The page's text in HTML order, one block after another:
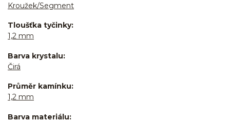
Kroužek/Segment
Tloušťka tyčinky
1,2 mm
Barva krystalu
Čirá
Průměr kamínku
1,2 mm
Barva materiálu